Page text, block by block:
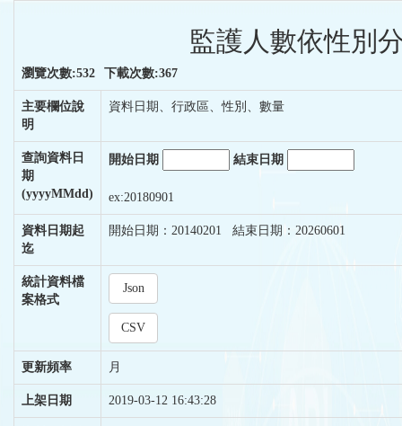
監護人數依性別
瀏覽次數:532 下載次數:367
主要欄位說
明
資料日期、行政區、性別、數量
查詢資料日
期
(yyyyMMdd)
開始日期 結束日期
ex:20180901
資料日期起
迄
開始日期：20140201 結束日期：20260601
統計資料檔
案格式
Json
CSV
更新頻率 月
上架日期 2019-03-12 16:43:28